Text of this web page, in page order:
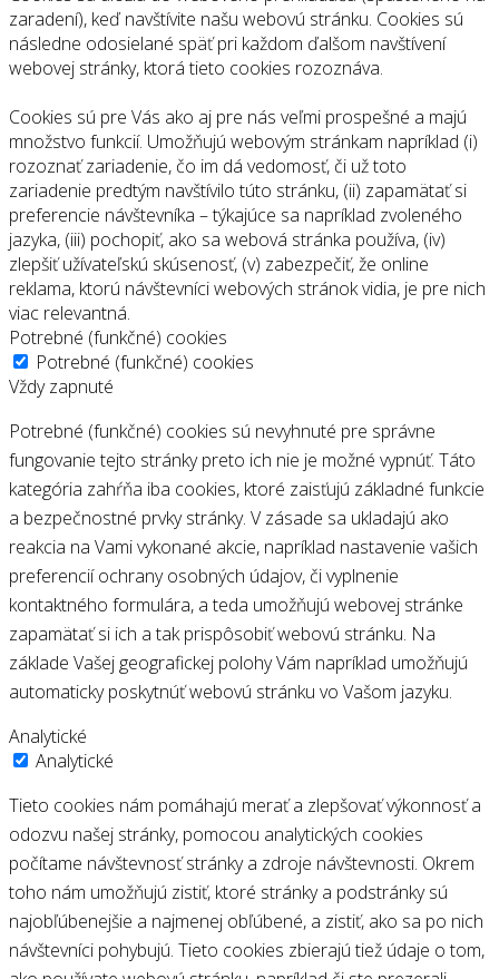
zaradení), keď navštívite našu webovú stránku. Cookies sú
následne odosielané späť pri každom ďalšom navštívení
webovej stránky, ktorá tieto cookies rozoznáva.
Cookies sú pre Vás ako aj pre nás veľmi prospešné a majú
množstvo funkcií. Umožňujú webovým stránkam napríklad (i)
rozoznať zariadenie, čo im dá vedomosť, či už toto
zariadenie predtým navštívilo túto stránku, (ii) zapamätať si
preferencie návštevníka – týkajúce sa napríklad zvoleného
jazyka, (iii) pochopiť, ako sa webová stránka používa, (iv)
zlepšiť užívateľskú skúsenosť, (v) zabezpečiť, že online
reklama, ktorú návštevníci webových stránok vidia, je pre nich
viac relevantná.
Potrebné (funkčné) cookies
Potrebné (funkčné) cookies
Vždy zapnuté
Potrebné (funkčné) cookies sú nevyhnuté pre správne
fungovanie tejto stránky preto ich nie je možné vypnúť. Táto
kategória zahŕňa iba cookies, ktoré zaisťujú základné funkcie
a bezpečnostné prvky stránky. V zásade sa ukladajú ako
reakcia na Vami vykonané akcie, napríklad nastavenie vašich
preferencií ochrany osobných údajov, či vyplnenie
kontaktného formulára, a teda umožňujú webovej stránke
zapamätať si ich a tak prispôsobiť webovú stránku. Na
základe Vašej geografickej polohy Vám napríklad umožňujú
automaticky poskytnúť webovú stránku vo Vašom jazyku.
Analytické
Analytické
Tieto cookies nám pomáhajú merať a zlepšovať výkonnosť a
odozvu našej stránky, pomocou analytických cookies
počítame návštevnosť stránky a zdroje návštevnosti. Okrem
toho nám umožňujú zistiť, ktoré stránky a podstránky sú
najobľúbenejšie a najmenej obľúbené, a zistiť, ako sa po nich
návštevníci pohybujú. Tieto cookies zbierajú tiež údaje o tom,